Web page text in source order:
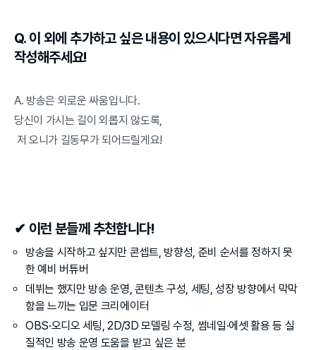
Q. 이 외에 추가하고 싶은 내용이 있으시다면 자유롭게
작성해주세요!
A. 방송은 외로운 싸움입니다.
당신이 가시는 길이 외롭지 않도록,
저 오니가 길동무가 되어드릴게요!
✔ 이런 분들께 추천합니다!
방송을 시작하고 싶지만 콘셉트, 방향성, 준비 순서를 정하지 못
한 예비 버튜버
데뷔는 했지만 방송 운영, 콘텐츠 구성, 세팅, 성장 방향에서 막막
함을 느끼는 입문 크리에이터
OBS·오디오 세팅, 2D/3D 모델링 수정, 썸네일·에셋 활용 등 실
질적인 방송 운영 도움을 받고 싶은 분